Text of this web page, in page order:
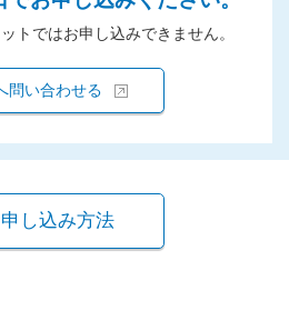
トではお申し込みできません。
問い合わせる
し込み方法